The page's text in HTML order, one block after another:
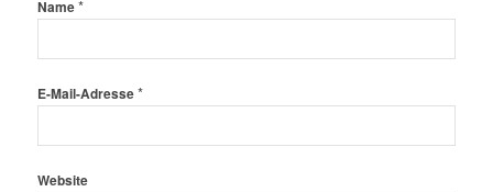
Name*
E-Mail-Adresse*
Website